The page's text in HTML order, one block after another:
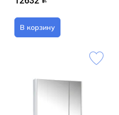
В корзину